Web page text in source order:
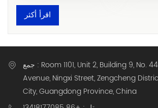
اقرأ أكثر
جمع : Room 1101, Unit 2, Building 9, No. 44 Xiangshan
Avenue, Ningxi Street, Zengcheng
City, Guangdong Province, China